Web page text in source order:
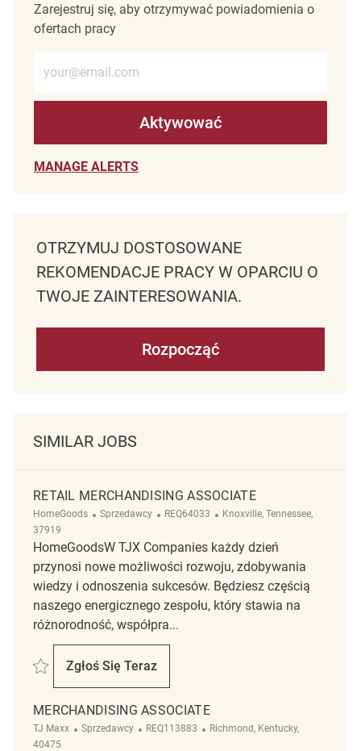
Zarejestruj się, aby otrzymywać powiadomienia o
ofertach pracy
Aktywować
MANAGE ALERTS
OTRZYMUJ DOSTOSOWANE
REKOMENDACJE PRACY W OPARCIU O
TWOJE ZAINTERESOWANIA.
Rozpocząć
SIMILAR JOBS
RETAIL MERCHANDISING ASSOCIATE
HomeGoods Kategoria
Sprzedawcy ReqId
REQ64033 Lokalizacja
Knoxville, Tennessee,
37919
HomeGoodsW TJX Companies każdy dzień
przynosi nowe możliwości rozwoju, zdobywania
wiedzy i odnoszenia sukcesów. Będziesz częścią
naszego energicznego zespołu, który stawia na
różnorodność, współpra...
Zapisać Retail Merchandising Associate REQ64033
Zgłoś Się Teraz
Retail Merchandising Associate
MERCHANDISING ASSOCIATE
TJ Maxx Kategoria
Sprzedawcy ReqId
REQ113883 Lokalizacja
Richmond, Kentucky,
40475